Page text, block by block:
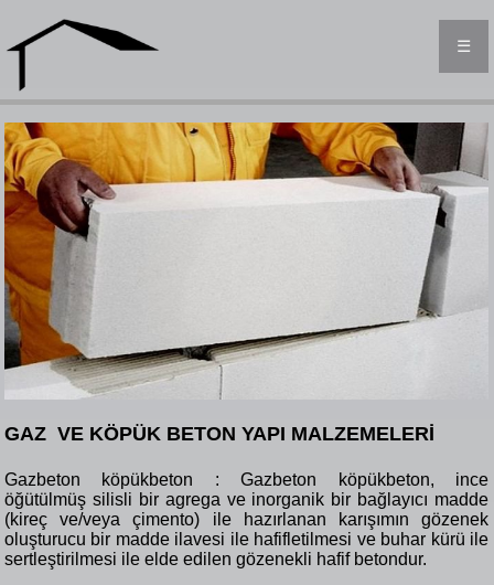
☰
GAZ VE KÖPÜK BETON YAPI MALZEMELERİ
Gazbeton köpükbeton : Gazbeton köpükbeton, ince
öğütülmüş silisli bir agrega ve inorganik bir bağlayıcı madde
(kireç ve/veya çimento) ile hazırlanan karışımın gözenek
oluşturucu bir madde ilavesi ile hafifletilmesi ve buhar kürü ile
sertleştirilmesi ile elde edilen gözenekli hafif betondur.